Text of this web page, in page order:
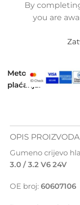
By
you are
Usporedi
Osoba
Metode
plaćanja:
OPIS PROIZVODA
Gumeno crijevo
3.0 / 3.2 V6 24V
OE broj: 60607106